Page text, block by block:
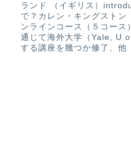
ランド （イギリス）
で？カレン・キングストン
ンラインコース（５コー
通じて海外大学（Yale, U
する講座を幾つか修了、他